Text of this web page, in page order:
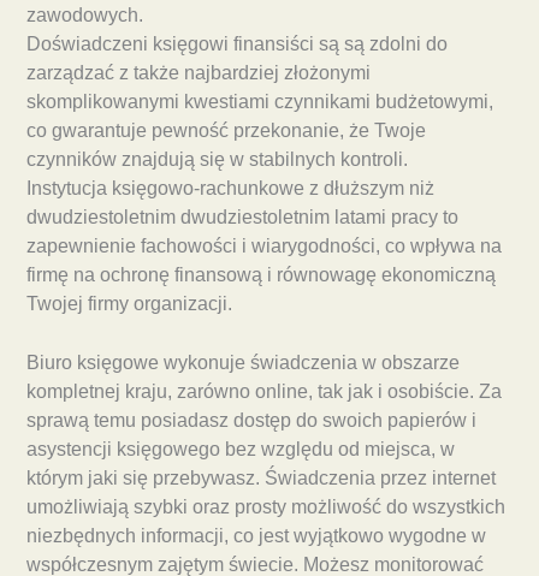
zawodowych.
Doświadczeni księgowi finansiści są są zdolni do
zarządzać z także najbardziej złożonymi
skomplikowanymi kwestiami czynnikami budżetowymi,
co gwarantuje pewność przekonanie, że Twoje
czynników znajdują się w stabilnych kontroli.
Instytucja księgowo-rachunkowe z dłuższym niż
dwudziestoletnim dwudziestoletnim latami pracy to
zapewnienie fachowości i wiarygodności, co wpływa na
firmę na ochronę finansową i równowagę ekonomiczną
Twojej firmy organizacji.
Biuro księgowe wykonuje świadczenia w obszarze
kompletnej kraju, zarówno online, tak jak i osobiście. Za
sprawą temu posiadasz dostęp do swoich papierów i
asystencji księgowego bez względu od miejsca, w
którym jaki się przebywasz. Świadczenia przez internet
umożliwiają szybki oraz prosty możliwość do wszystkich
niezbędnych informacji, co jest wyjątkowo wygodne w
współczesnym zajętym świecie. Możesz monitorować